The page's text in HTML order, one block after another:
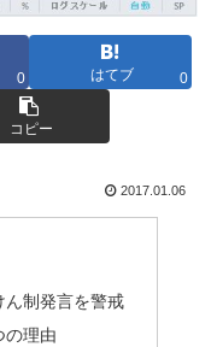
0 はてブ 0
コピー
2017.01.06
ん制発言を警戒
の理由